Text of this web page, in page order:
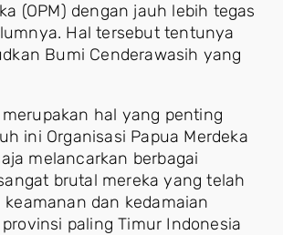
(OPM) dengan jauh lebih tegas
Hal tersebut tentunya
Bumi Cenderawasih yang
hal yang penting
ini Organisasi Papua Merdeka
melancarkan berbagai
brutal mereka yang telah
dan kedamaian
paling Timur Indonesia